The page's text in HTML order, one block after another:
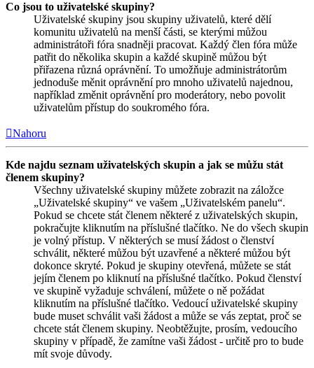
Co jsou to uživatelské skupiny?
Uživatelské skupiny jsou skupiny uživatelů, které dělí
komunitu uživatelů na menší části, se kterými můžou
administrátoři fóra snadněji pracovat. Každý člen fóra může
patřit do několika skupin a každé skupině můžou být
přiřazena různá oprávnění. To umožňuje administrátorům
jednoduše měnit oprávnění pro mnoho uživatelů najednou,
například změnit oprávnění pro moderátory, nebo povolit
uživatelům přístup do soukromého fóra.
Nahoru
Kde najdu seznam uživatelských skupin a jak se můžu stát
členem skupiny?
Všechny uživatelské skupiny můžete zobrazit na záložce
„Uživatelské skupiny“ ve vašem „Uživatelském panelu“.
Pokud se chcete stát členem některé z uživatelských skupin,
pokračujte kliknutím na příslušné tlačítko. Ne do všech skupin
je volný přístup. V některých se musí žádost o členství
schválit, některé můžou být uzavřené a některé můžou být
dokonce skryté. Pokud je skupiny otevřená, můžete se stát
jejím členem po kliknutí na příslušné tlačítko. Pokud členství
ve skupině vyžaduje schválení, můžete o ně požádat
kliknutím na příslušné tlačítko. Vedoucí uživatelské skupiny
bude muset schválit vaši žádost a může se vás zeptat, proč se
chcete stát členem skupiny. Neobtěžujte, prosím, vedoucího
skupiny v případě, že zamítne vaši žádost - určitě pro to bude
mít svoje důvody.